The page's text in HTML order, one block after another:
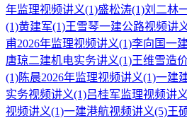
年监理视频讲义(1)盛松涛(1)刘二林
(1)黄建军(1)王雪琴一建公路视频讲
甫2026年监理视频讲义(1)李向国一
唐琼二建机电实务讲义(1)王维雪造
(1)陈晨2026年监理视频讲义(1)一建
实务视频讲义(1)吕桂军监理视频讲义
视频讲义(1)一建港航视频讲义(5)王